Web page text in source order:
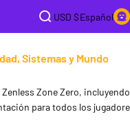
USD $Español
Sistemas y Mundo
Zone Zero, incluyendo
para todos los